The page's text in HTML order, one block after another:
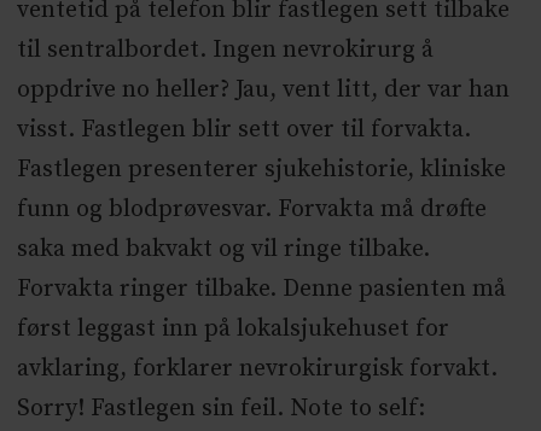
ventetid på telefon blir fastlegen sett tilbake
til sentralbordet. Ingen nevrokirurg å
oppdrive no heller? Jau, vent litt, der var han
visst. Fastlegen blir sett over til forvakta.
Fastlegen presenterer sjukehistorie, kliniske
funn og blodprøvesvar. Forvakta må drøfte
saka med bakvakt og vil ringe tilbake.
Forvakta ringer tilbake. Denne pasienten må
først leggast inn på lokalsjukehuset for
avklaring, forklarer nevrokirurgisk forvakt.
Sorry! Fastlegen sin feil. Note to self: